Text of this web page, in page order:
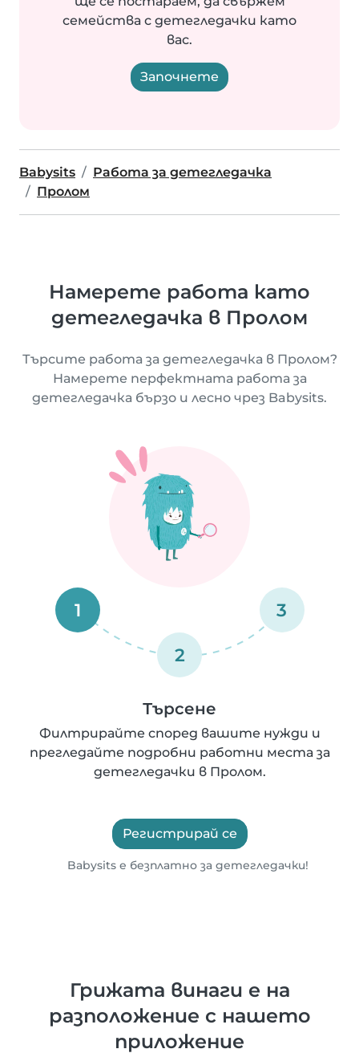
семейства с детегледачки като
вас.
Започнете
Babysits
Работа за детегледачка
Пролом
Намерете работа като
детегледачка в Пролом
Търсите работа за детегледачка в Пролом?
Намерете перфектната работа за
детегледачка бързо и лесно чрез Babysits.
1
2
3
Търсене
Филтрирайте според вашите нужди и
прегледайте подробни работни места за
детегледачки в Пролом.
Регистрирай се
Babysits е безплатно за детегледачки!
Грижата винаги е на
разположение с нашето
приложение